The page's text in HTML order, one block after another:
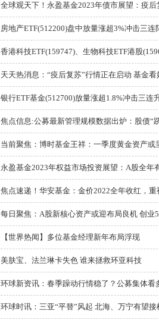
全球观天下！永盈基金2023年债市展望：疫
房地产ETF(512200)盘中放量涨超3%冲击三
香港科技ETF(159747)、生物科技ETF港股
天天热消息：“疫后复苏”行情正在启动 基金看
银行ETF基金(512700)放量涨超1.8%冲击三连
焦点信息:公募最新管理规模数据出炉：股债“
当前聚焦：博时基金王祥：一季度黄金资产或
永盈基金2023年权益市场投资展望：A股全年
焦点速递！华安基金：金价2022全年收红，
每日聚焦：A股新核心资产或迎布局良机 创业
【世界热闻】多位基金经理新年布局浮现
美肤宝、法兰琳卡失色 谁来拯救环亚科技
环球新资讯：春季躁动行情稳了？公募集体看
环球时讯：三亚“平替”风起 北海、万宁有望接